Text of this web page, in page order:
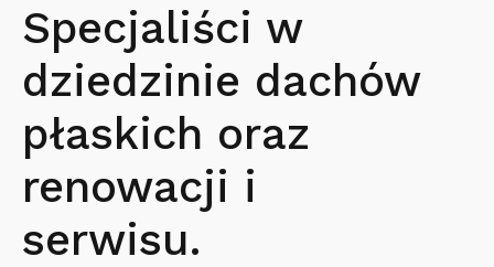
Specjaliści w
dziedzinie dachów
płaskich oraz
renowacji i
serwisu.